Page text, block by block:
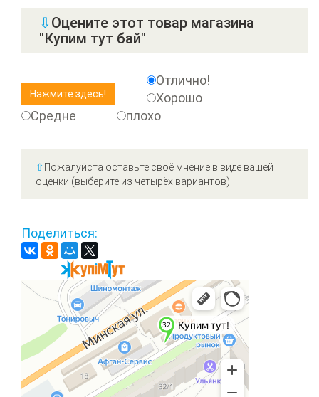
⇩ Оцените этот товар магазина
"Купим тут бай"
Отлично!
Хорошо
Средне
плохо
⇧ Пожалуйста оставьте своё мнение в виде вашей
оценки (выберите из четырёх вариантов).
Поделиться: